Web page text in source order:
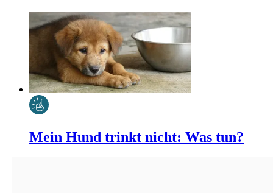
Mein Hund trinkt nicht: Was tun?